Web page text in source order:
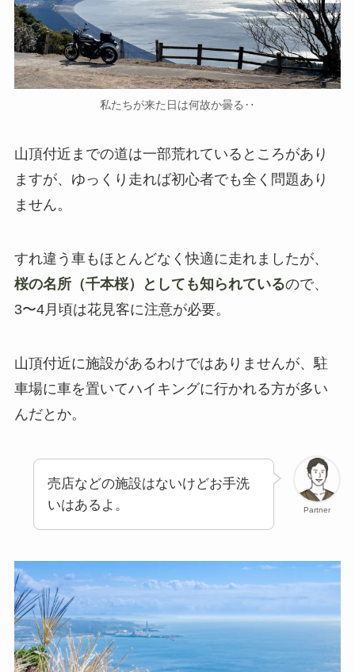
私たちが来た日は何故か曇る‥
山頂付近までの道は一部荒れているところがあり
ますが、ゆっくり走れば初心者でも全く問題あり
ません。
すれ違う車もほとんどなく快適に走れましたが、
桜の名所（千本桜）としても知られているので、
3〜4月頃は花見客に注意が必要。
山頂付近に施設があるわけではありませんが、駐
車場に車を置いてハイキングに行かれる方が多い
んだとか。
Partner
売店などの施設はないけどお手洗
いはあるよ。